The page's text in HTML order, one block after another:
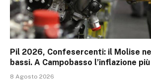
Pil 2026, Confesercenti: il Molise
bassi. A Campobasso l’inflazione
8 Agosto 2026